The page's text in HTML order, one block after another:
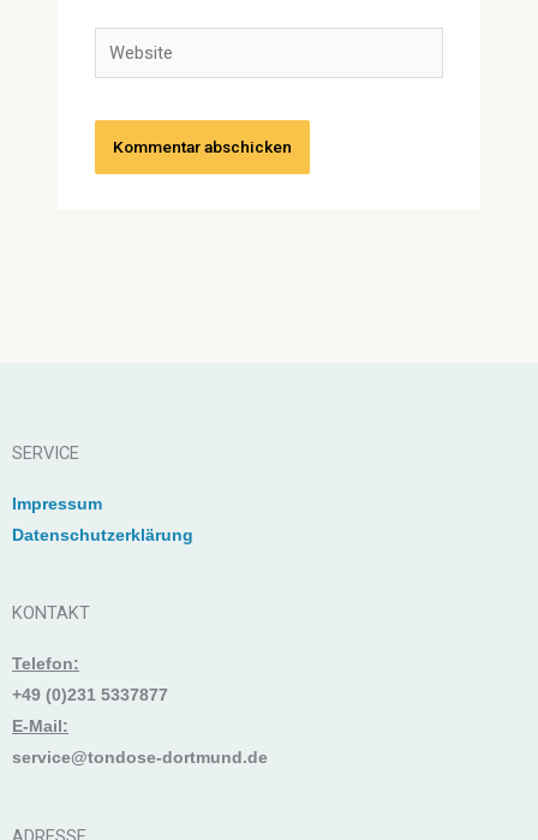
Website
SERVICE
Impressum
Datenschutzerklärung
KONTAKT
Telefon:
+49 (0)231 5337877
E-Mail:
service@tondose-dortmund.de